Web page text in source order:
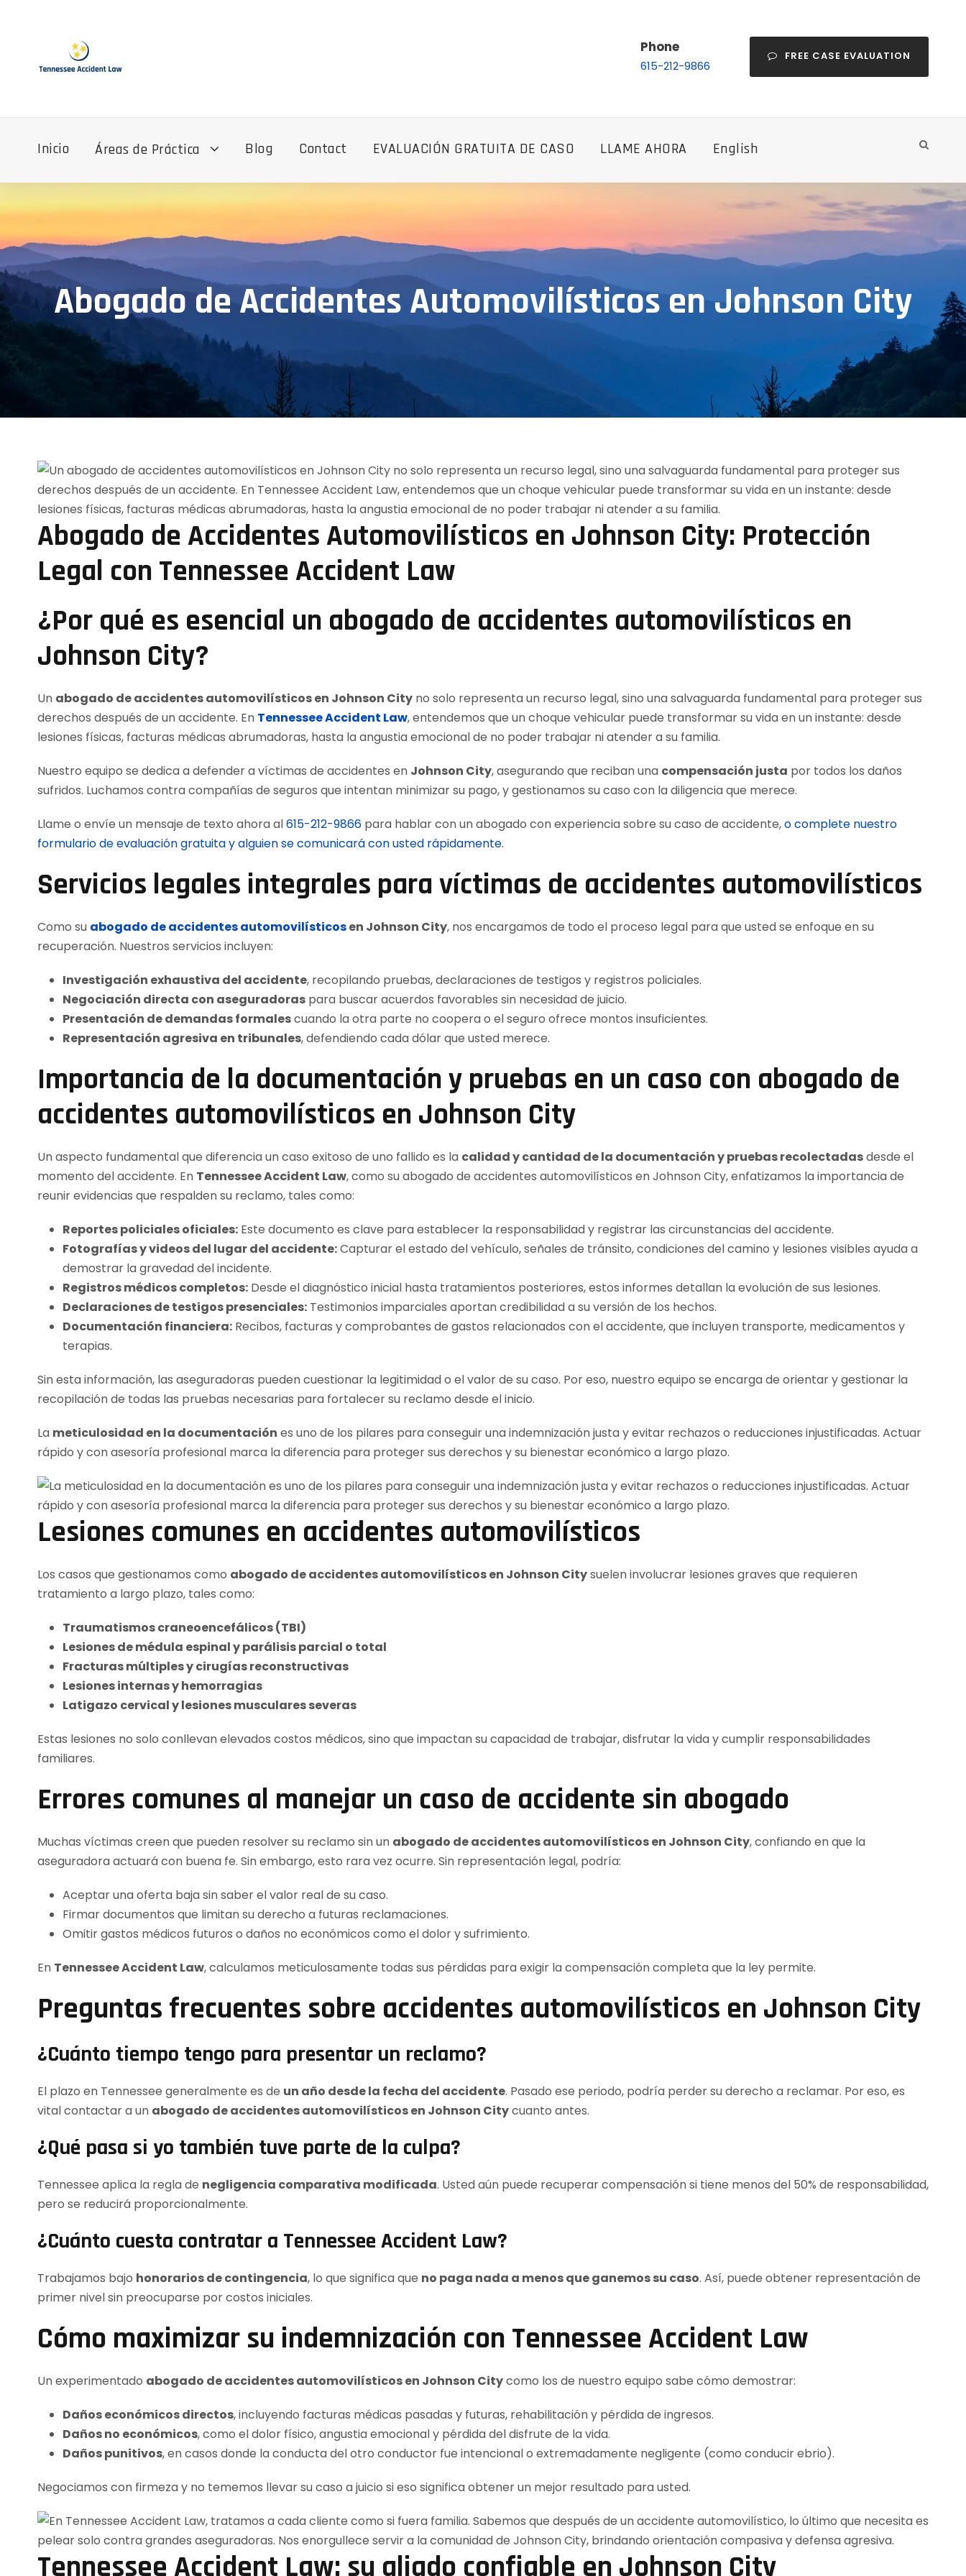
Phone
615-212-9866
FREE CASE EVALUATION
Inicio Áreas de Práctica Blog Contact EVALUACIÓN GRATUITA DE CASO LLAME AHORA English
Abogado de Accidentes Automovilísticos en Johnson City
Abogado de Accidentes Automovilísticos en Johnson City: Protección
Legal con Tennessee Accident Law
¿Por qué es esencial un abogado de accidentes automovilísticos en
Johnson City?
Un abogado de accidentes automovilísticos en Johnson City no solo representa un recurso legal, sino una salvaguarda fundamental para proteger sus
derechos después de un accidente. En Tennessee Accident Law, entendemos que un choque vehicular puede transformar su vida en un instante: desde
lesiones físicas, facturas médicas abrumadoras, hasta la angustia emocional de no poder trabajar ni atender a su familia.
Nuestro equipo se dedica a defender a víctimas de accidentes en Johnson City, asegurando que reciban una compensación justa por todos los daños
sufridos. Luchamos contra compañías de seguros que intentan minimizar su pago, y gestionamos su caso con la diligencia que merece.
Llame o envíe un mensaje de texto ahora al615-212-9866 para hablar con un abogado con experiencia sobre su caso de accidente,o complete nuestro
formulario de evaluación gratuita y alguien se comunicará con usted rápidamente.
Servicios legales integrales para víctimas de accidentes automovilísticos
Como su abogado de accidentes automovilísticosen Johnson City, nos encargamos de todo el proceso legal para que usted se enfoque en su
recuperación. Nuestros servicios incluyen:
Investigación exhaustiva del accidente, recopilando pruebas, declaraciones de testigos y registros policiales.
Negociación directa con aseguradoras para buscar acuerdos favorables sin necesidad de juicio.
Presentación de demandas formalescuando la otra parte no coopera o el seguro ofrece montos insuficientes.
Representación agresiva en tribunales, defendiendo cada dólar que usted merece.
Importancia de la documentación y pruebas en un caso con abogado de
accidentes automovilísticos en Johnson City
Un aspecto fundamental que diferencia un caso exitoso de uno fallido es la calidad y cantidad de la documentación y pruebas recolectadasdesde el
momento del accidente. En Tennessee Accident Law, como su abogado de accidentes automovilísticos en Johnson City, enfatizamos la importancia de
reunir evidencias que respalden su reclamo, tales como:
Reportes policiales oficiales: Este documento es clave para establecer la responsabilidad y registrar las circunstancias del accidente.
Fotografías y videos del lugar del accidente:Capturar el estado del vehículo, señales de tránsito, condiciones del camino y lesiones visibles ayuda a
demostrar la gravedad del incidente.
Registros médicos completos: Desde el diagnóstico inicial hasta tratamientos posteriores, estos informes detallan la evolución de sus lesiones.
Declaraciones de testigos presenciales: Testimonios imparciales aportan credibilidad a su versión de los hechos.
Documentación financiera: Recibos, facturas y comprobantes de gastos relacionados con el accidente, que incluyen transporte, medicamentos y
terapias.
Sin esta información, las aseguradoras pueden cuestionar la legitimidad o el valor de su caso. Por eso, nuestro equipo se encarga de orientar y gestionar la
recopilación de todas las pruebas necesarias para fortalecer su reclamo desde el inicio.
La meticulosidad en la documentación es uno de los pilares para conseguir una indemnización justa y evitar rechazos o reducciones injustificadas. Actuar
rápido y con asesoría profesional marca la diferencia para proteger sus derechos y su bienestar económico a largo plazo.
Lesiones comunes en accidentes automovilísticos
Los casos que gestionamos como abogado de accidentes automovilísticos en Johnson Citysuelen involucrar lesiones graves que requieren
tratamiento a largo plazo, tales como:
Traumatismos craneoencefálicos (TBI)
Lesiones de médula espinal y parálisis parcial o total
Fracturas múltiples y cirugías reconstructivas
Lesiones internas y hemorragias
Latigazo cervical y lesiones musculares severas
Estas lesiones no solo conllevan elevados costos médicos, sino que impactan su capacidad de trabajar, disfrutar la vida y cumplir responsabilidades
familiares.
Errores comunes al manejar un caso de accidente sin abogado
Muchas víctimas creen que pueden resolver su reclamo sin un abogado de accidentes automovilísticos en Johnson City, confiando en que la
aseguradora actuará con buena fe. Sin embargo, esto rara vez ocurre. Sin representación legal, podría:
Aceptar una oferta baja sin saber el valor real de su caso.
Firmar documentos que limitan su derecho a futuras reclamaciones.
Omitir gastos médicos futuros o daños no económicos como el dolor y sufrimiento.
En Tennessee Accident Law, calculamos meticulosamente todas sus pérdidas para exigir la compensación completa que la ley permite.
Preguntas frecuentes sobre accidentes automovilísticos en Johnson City
¿Cuánto tiempo tengo para presentar un reclamo?
El plazo en Tennessee generalmente es de un año desde la fecha del accidente. Pasado ese periodo, podría perder su derecho a reclamar. Por eso, es
vital contactar a un abogado de accidentes automovilísticos en Johnson Citycuanto antes.
¿Qué pasa si yo también tuve parte de la culpa?
Tennessee aplica la regla de negligencia comparativa modificada. Usted aún puede recuperar compensación si tiene menos del 50% de responsabilidad,
pero se reducirá proporcionalmente.
¿Cuánto cuesta contratar a Tennessee Accident Law?
Trabajamos bajo honorarios de contingencia, lo que significa que no paga nada a menos que ganemos su caso. Así, puede obtener representación de
primer nivel sin preocuparse por costos iniciales.
Cómo maximizar su indemnización con Tennessee Accident Law
Un experimentado abogado de accidentes automovilísticos en Johnson Citycomo los de nuestro equipo sabe cómo demostrar:
Daños económicos directos, incluyendo facturas médicas pasadas y futuras, rehabilitación y pérdida de ingresos.
Daños no económicos, como el dolor físico, angustia emocional y pérdida del disfrute de la vida.
Daños punitivos, en casos donde la conducta del otro conductor fue intencional o extremadamente negligente (como conducir ebrio).
Negociamos con firmeza y no tememos llevar su caso a juicio si eso significa obtener un mejor resultado para usted.
Tennessee Accident Law: su aliado confiable en Johnson City